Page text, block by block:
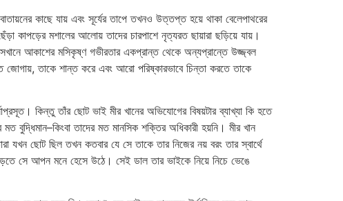
কাছে যায় এবং সূর্যের তাপে তখনও উত্তপ্ত হয়ে থাকা বেলেপাথরের
কাপড়ের মশালের আলোয় তাদের চারপাশে নৃত্যরত ছায়ারা ছড়িয়ে যায়।
আকাশের মসিকৃষ্ণ গভীরতার একপ্রান্ত থেকে অন্যপ্রান্তে উজ্জ্বল
জোগায়, তাকে শান্ত করে এবং আরো পরিষ্কারভাবে চিন্তা করতে তাকে
কিন্তু তাঁর ছোট ভাই মীর খানের অভিযোগের বিষয়টার ব্যাখ্যা কি হতে
বুদ্ধিমান–কিংবা তাদের মত মানসিক শক্তির অধিকারী হয়নি। মীর খান
ছোট ছিল তখন কতবার যে সে তাকে তার নিজের নয় বরং তার স্বার্থে
সে আপন মনে হেসে উঠে। সেই ডাল তার ভাইকে নিয়ে নিচে ভেঙে